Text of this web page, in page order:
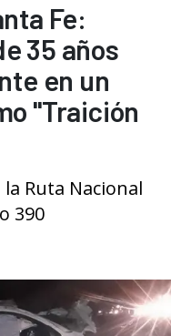
Fe:
35 años
en un
"Traición
Ruta Nacional
390